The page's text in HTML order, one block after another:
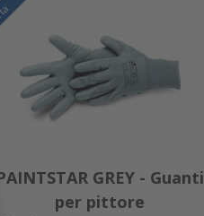
GREY - Guanti
per pittore